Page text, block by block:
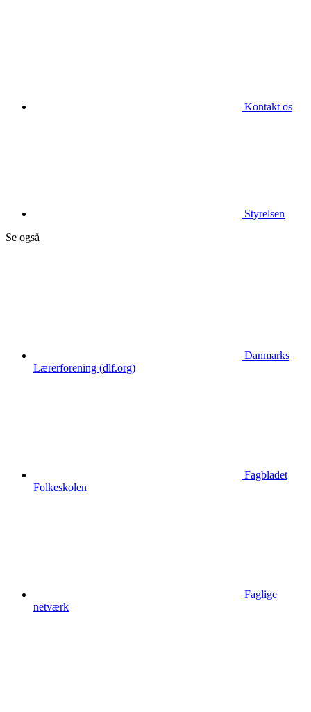
Kontakt os
Styrelsen
Se også
Danmarks
Lærerforening (dlf.org)
Fagbladet
Folkeskolen
Faglige
netværk